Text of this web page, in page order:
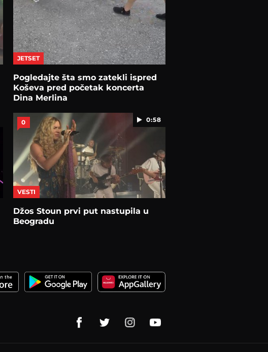
JETSET
Pogledajte šta smo zatekli ispred
Koševa pred početak koncerta
Dina Merlina
0:58
0
VESTI
Džos Stoun prvi put nastupila u
Beogradu